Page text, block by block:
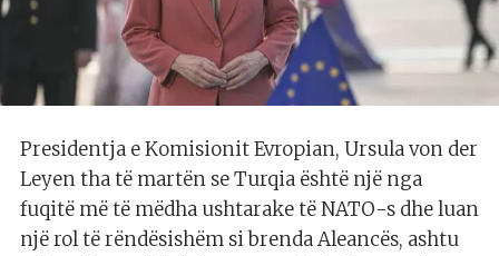
Presidentja e Komisionit Evropian, Ursula von der
Leyen tha të martën se Turqia është një nga
fuqitë më të mëdha ushtarake të NATO-s dhe luan
një rol të rëndësishëm si brenda Aleancës, ashtu